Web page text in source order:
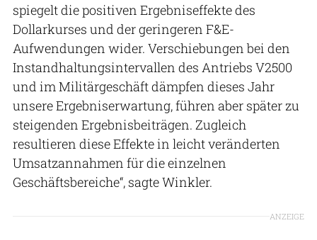
spiegelt die positiven Ergebniseffekte des
Dollarkurses und der geringeren F&E-
Aufwendungen wider. Verschiebungen bei den
Instandhaltungsintervallen des Antriebs V2500
und im Militärgeschäft dämpfen dieses Jahr
unsere Ergebniserwartung, führen aber später zu
steigenden Ergebnisbeiträgen. Zugleich
resultieren diese Effekte in leicht veränderten
Umsatzannahmen für die einzelnen
Geschäftsbereiche“, sagte Winkler.
ANZEIGE